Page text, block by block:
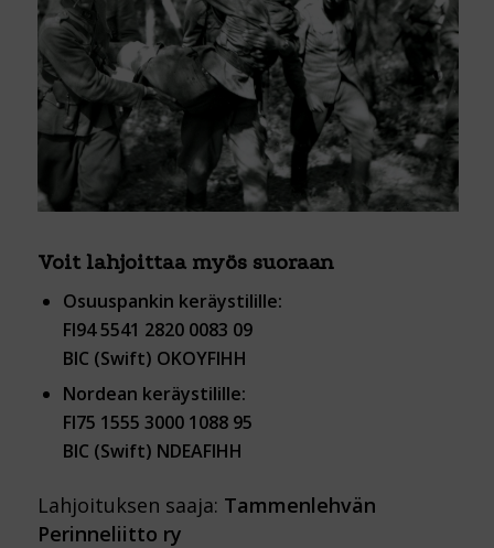
Voit lahjoittaa myös suoraan
Osuuspankin keräystilille:
FI94 5541 2820 0083 09
BIC (Swift) OKOYFIHH
Nordean keräystilille:
FI75 1555 3000 1088 95
BIC (Swift) NDEAFIHH
Lahjoituksen saaja: Tammenlehvän
Perinneliitto ry